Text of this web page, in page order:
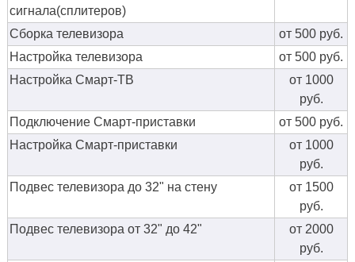
сигнала(сплитеров)
Сборка телевизора
от 500 руб.
Настройка телевизора
от 500 руб.
Настройка Смарт-ТВ
от 1000
руб.
Подключение Смарт-приставки
от 500 руб.
Настройка Смарт-приставки
от 1000
руб.
Подвес телевизора до 32" на стену
от 1500
руб.
Подвес телевизора от 32" до 42"
от 2000
руб.